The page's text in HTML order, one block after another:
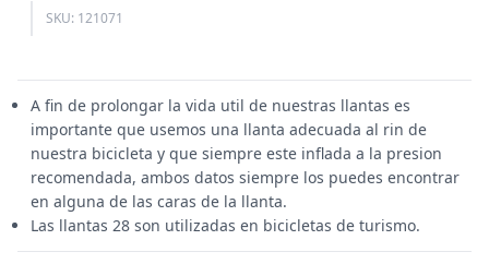
SKU: 121071
A fin de prolongar la vida util de nuestras llantas es
importante que usemos una llanta adecuada al rin de
nuestra bicicleta y que siempre este inflada a la presion
recomendada, ambos datos siempre los puedes encontrar
en alguna de las caras de la llanta.
Las llantas 28 son utilizadas en bicicletas de turismo.